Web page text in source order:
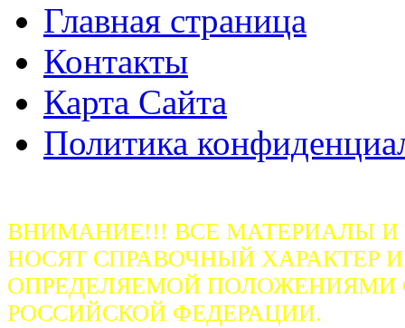
Главная страница
Контакты
Карта Сайта
Политика
ВНИМАНИЕ!!! ВСЕ МАТЕРИАЛЫ
НОСЯТ СПРАВОЧНЫЙ ХАРАКТЕР
ОПРЕДЕЛЯЕМОЙ ПОЛОЖЕНИЯМИ
РОССИЙСКОЙ ФЕДЕРАЦИИ.